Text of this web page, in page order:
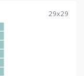
29x29